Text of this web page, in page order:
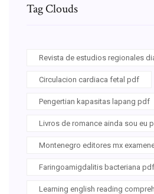
Tag Clouds
Revista de estudios regionales
Circulacion cardiaca fetal pdf
Pengertian kapasitas lapang pdf
Livros de romance ainda sou eu
Montenegro editores mx
Faringoamigdalitis bacteriana pdf
Learning english reading